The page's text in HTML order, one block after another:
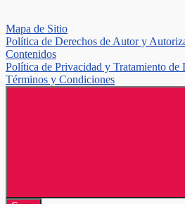
Mapa de Sitio
Política de Derechos de Autor y
Contenidos
Política de Privacidad y Tratamiento de
Términos y Condiciones